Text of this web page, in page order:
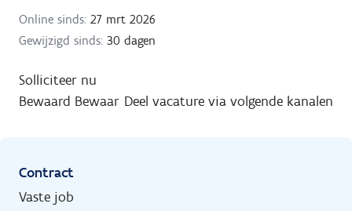
Online sinds: 27 mrt 2026
Gewijzigd sinds: 30 dagen
Solliciteer nu
Bewaard Bewaar Deel vacature via volgende kanalen
Contract
Vaste job